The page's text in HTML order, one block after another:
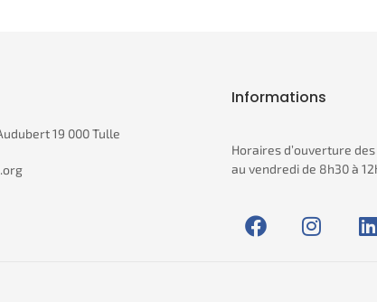
19 000 Tulle
Informations
Horaires d’ouverture
au vendredi de 8h30 à